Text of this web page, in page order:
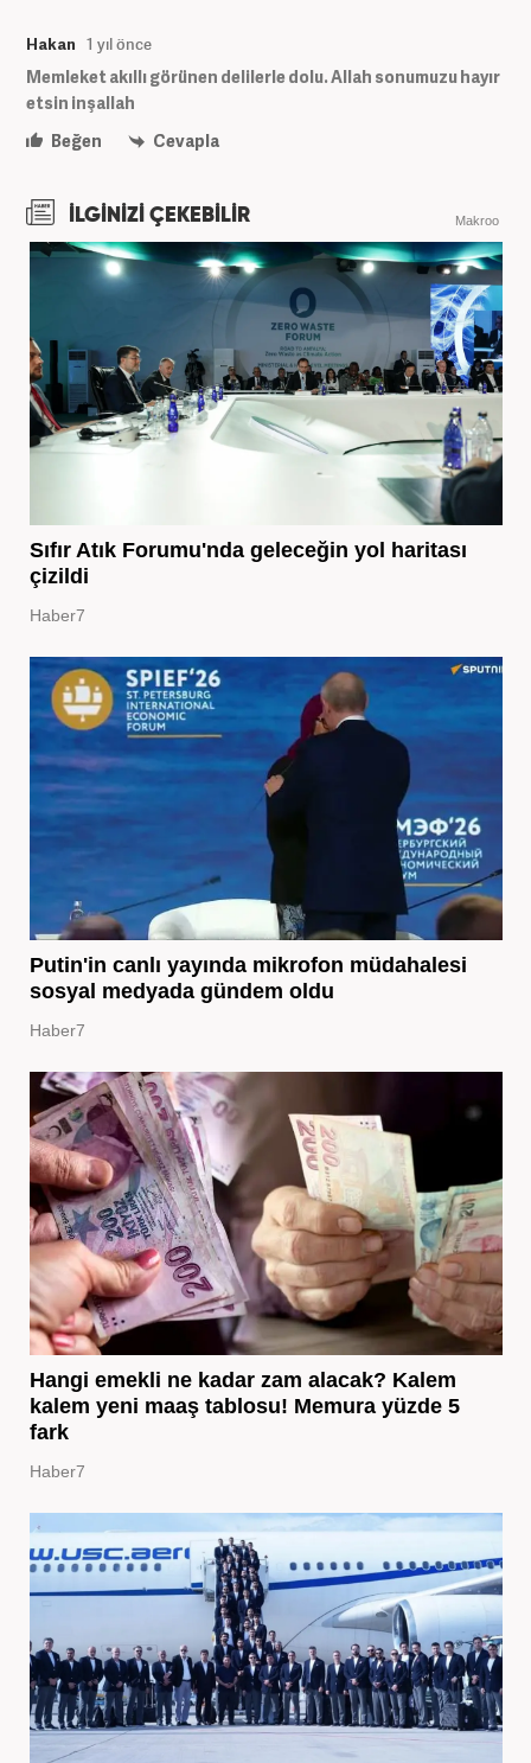
Hakan 1 yıl önce
Memleket akıllı görünen delilerle dolu. Allah sonumuzu hayır
etsin inşallah
Beğen
Cevapla
İLGİNİZİ ÇEKEBİLİR Makroo
Sıfır Atık Forumu'nda geleceğin yol haritası
çizildi
Haber7
Putin'in canlı yayında mikrofon müdahalesi
sosyal medyada gündem oldu
Haber7
Hangi emekli ne kadar zam alacak? Kalem
kalem yeni maaş tablosu! Memura yüzde 5
fark
Haber7